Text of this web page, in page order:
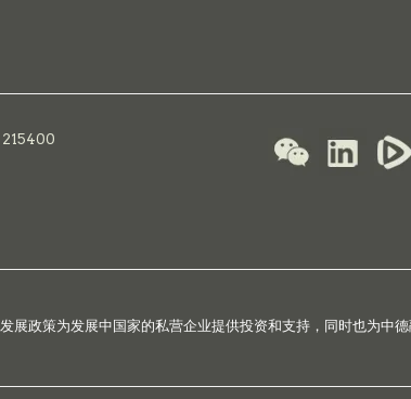
政策为发展中国家的私营企业提供投资和支持，同时也为中